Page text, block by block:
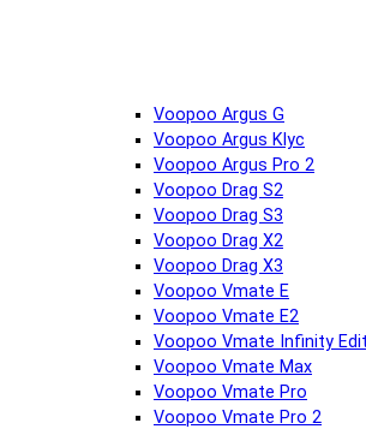
Voopoo Argus G
Voopoo Argus Klyc
Voopoo Argus Pro 2
Voopoo Drag S2
Voopoo Drag S3
Voopoo Drag X2
Voopoo Drag X3
Voopoo Vmate E
Voopoo Vmate E2
Voopoo Vmate Infinity
Voopoo Vmate Max
Voopoo Vmate Pro
Voopoo Vmate Pro 2